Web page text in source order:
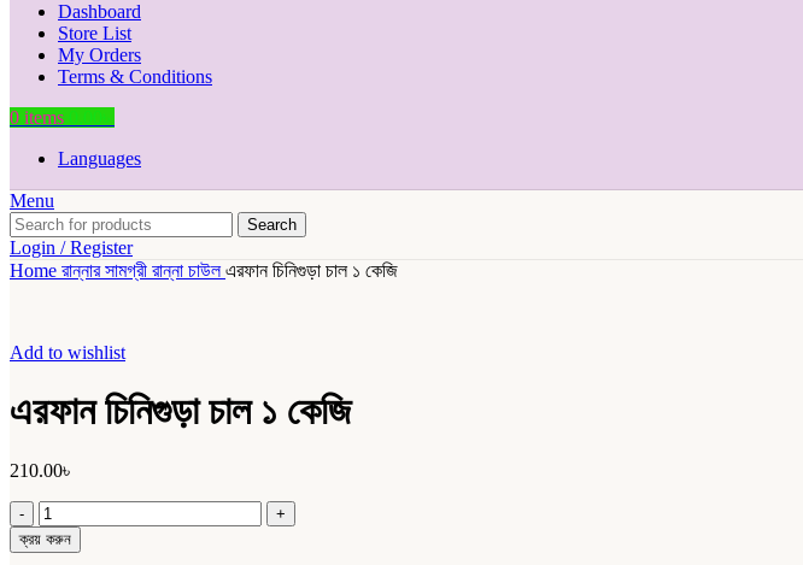
Dashboard
Store List
My Orders
Terms & Conditions
0 items
Languages
Menu
Search
Login / Register
Home রান্নার সামগ্রী রান্না চাউলএরফান চিনিগুড়া চাল ১ কেজি
Add to wishlist
এরফান চিনিগুড়া চাল ১ কেজি
210.00৳
এরফান
চিনিগুড়া
চাল
ক্রয় করুন